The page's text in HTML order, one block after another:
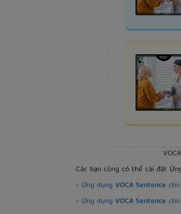
Các bạn cũng có thể cài đặt
- Ứng dụng VOCA Sentence
- Ứng dụng VOCA Sentence